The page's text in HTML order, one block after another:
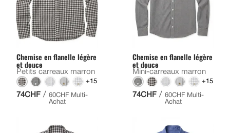
Chemise en flanelle légère
et douce
Petits carreaux marron
+15
74CHF / 60CHF Multi-
Achat
Chemise en flanelle légère
et douce
Mini-carreaux marron
+15
74CHF / 60CHF Multi-
Achat